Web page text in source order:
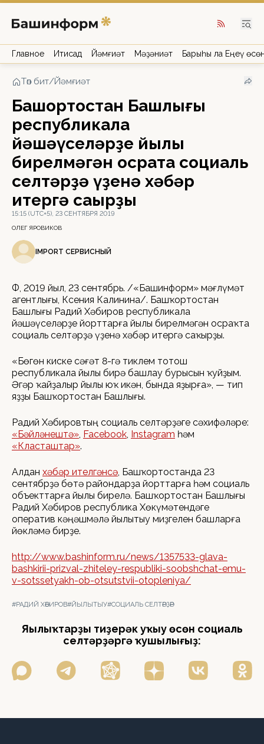
Главное Иҡтисад Йәмғиәт Мәҙәниәт Барыһы ла Еңеү
Төп бит/Йәмғиәт
Башҡортостан Башлығы
республикала
йәшәүселәрҙе йылы
бирелмәгән осраҡта социаль
селтәрҙә үҙенә хәбәр
итергә саҡырҙы
15:15 (UTC+5), 23 СЕНТЯБРЯ 2019
ОЛЕГ ЯРОВИКОВ
IMPORT СЕРВИСНЫЙ
ӨФӨ, 2019 йыл, 23 сентябрь. /«Башинформ» мәғлүмәт
агентлығы, Ксения Калинина/. Башҡортостан
Башлығы Радий Хәбиров республикала
йәшәүселәрҙе йорттарға йылы бирелмәгән осраҡта
социаль селтәрҙә үҙенә хәбәр итергә саҡырҙы.
«Бөгөн киске сәғәт 8-гә тиклем тотош
республикала йылы бирә башлау бурысын ҡуйҙым.
Әгәр ҡайҙалыр йылы юҡ икән, бында яҙырға», — тип
яҙҙы Башҡортостан Башлығы.
Радий Хәбировтың социаль селтәрҙәге сәхифәләре:
«Бәйләнештә», Facebook, Instagram һәм
«Класташтар».
Алдан хәбәр ителгәнсә, Башҡортостанда 23
сентябрҙә бөтә райондарҙа йорттарға һәм социаль
объекттарға йылы бирелә. Башҡортостан Башлығы
Радий Хәбиров республика Хөкүмәтендәге
оператив кәңәшмәлә йылытыу миҙгелен башларға
йөкләмә бирҙе.
http://www.bashinform.ru/news/1357533-glava-
bashkirii-prizval-zhiteley-respubliki-soobshchat-emu-
v-sotssetyakh-ob-otsutstvii-otopleniya/
#РАДИЙ ХӘБИРОВ#ЙЫЛЫТЫУ#СОЦИАЛЬ СЕЛТӘРҘӘР
Яңылыҡтарҙы тиҙерәк уҡыу өсөн социаль
селтәрҙәргә ҡушылығыҙ: